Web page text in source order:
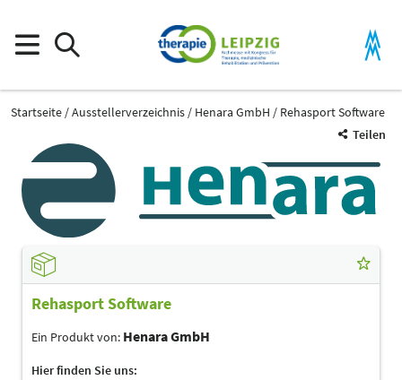
Startseite Ausstellerverzeichnis Henara GmbH
Rehasport Software
Teilen
Rehasport Software
Ein Produkt von: Henara GmbH
Hier finden Sie uns: